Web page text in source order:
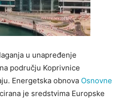
u unapređenje
području Koprivnice
Energetska obnova Osnovne
je sredstvima Europske